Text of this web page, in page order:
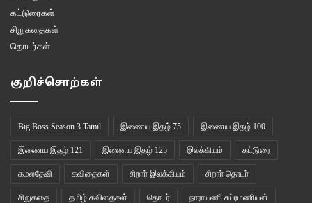
கட்டுரைகள்
சிறுகதைகள்
தொடர்கள்
குறிச்சொற்கள்
Big Boss Season 3 Tamil இணைய இதழ் 75 இணைய இதழ் 100
இணைய இதழ் 121 இணைய இதழ் 125 இலக்கியம் கட்டுரை
கமலதேவி கவிதைகள் சிறார் இலக்கியம் சிறார் தொடர்
சிறுகதை தமிழ் கவிதைகள் தொடர் நாராயணி சுப்ரமணியன்